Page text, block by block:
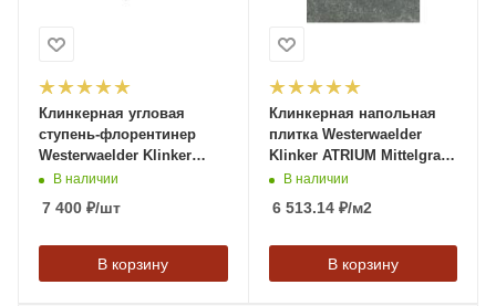
Клинкерная угловая
ступень-флорентинер
Westerwaelder Klinker
ATRIUM Graubraun,
320*320*9,5 мм
В наличии
7 400 ₽/шт
В корзину
Клинкерная напольная
плитка Westerwaelder
Klinker ATRIUM Mittelgrau,
310*310*9,5 мм
В наличии
6 513.14₽/м2
В корзину